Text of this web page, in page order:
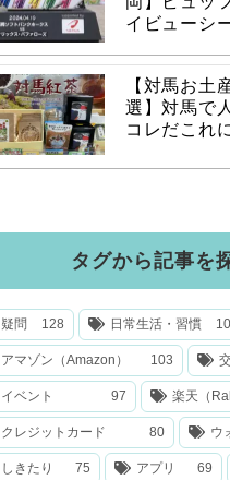
イビューシ
【対馬お土
選】対馬で
コレだこれ
タグから記事を
疑問 128 日常生活・習慣
アマゾン（Amazon） 103
イベント 97 楽天（
クレジットカード 80 ウ
しきたり 75 アプリ 69